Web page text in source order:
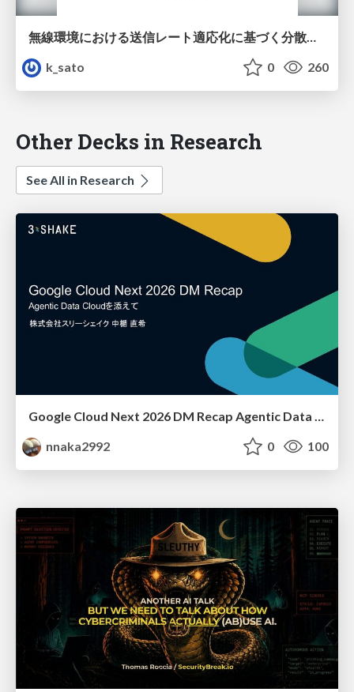
無線環境における送信レート適応化に基づく分散機械学習の高速化
k_sato
0 260
Other Decks in Research
See All in Research
nnaka2992
0 100